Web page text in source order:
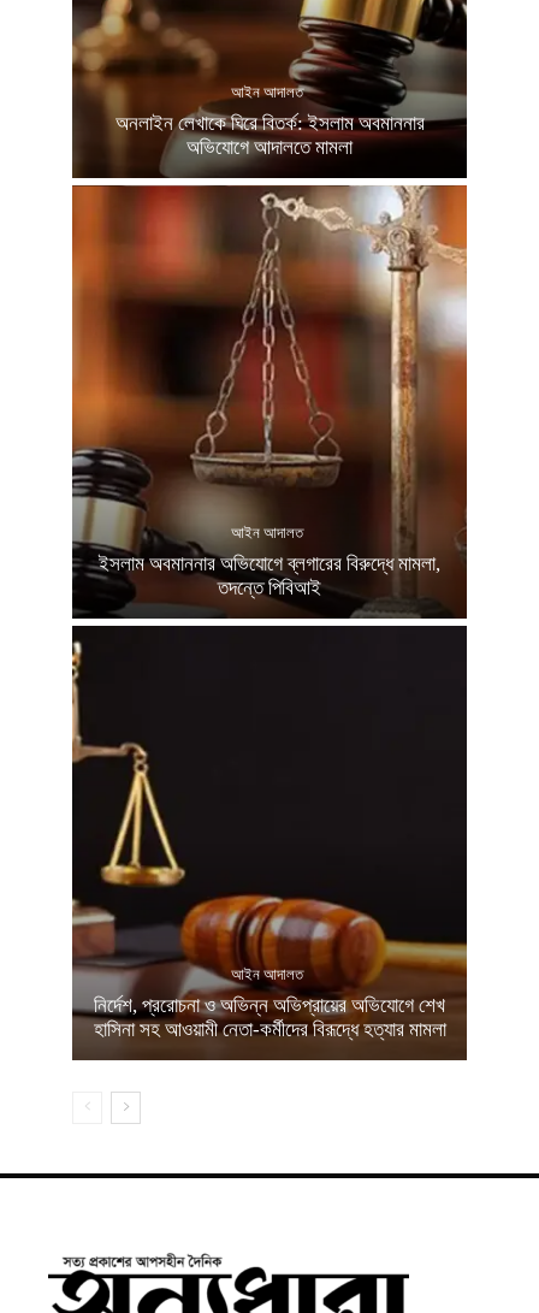
আইন আদালত
অনলাইন লেখাকে ঘিরে বিতর্ক: ইসলাম অবমাননার
অভিযোগে আদালতে মামলা
আইন আদালত
ইসলাম অবমাননার অভিযোগে ব্লগারের বিরুদ্ধে মামলা,
তদন্তে পিবিআই
আইন আদালত
নির্দেশ, প্ররোচনা ও অভিন্ন অভিপ্রায়ের অভিযোগে শেখ
হাসিনা সহ আওয়ামী নেতা-কর্মীদের বিরূদ্ধে হত্যার মামলা